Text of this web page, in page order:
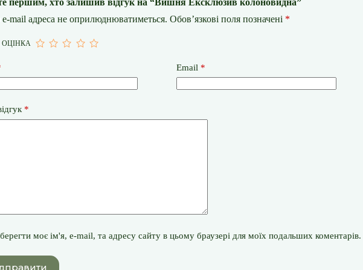
першим, хто залишив відгук на “Вишня Ексклюзив колоновидна”
mail адреса не оприлюднюватиметься. Обов’язкові поля позначені *
Email *
*
моє ім'я, e-mail, та адресу сайту в цьому браузері для моїх подальших коментарів.